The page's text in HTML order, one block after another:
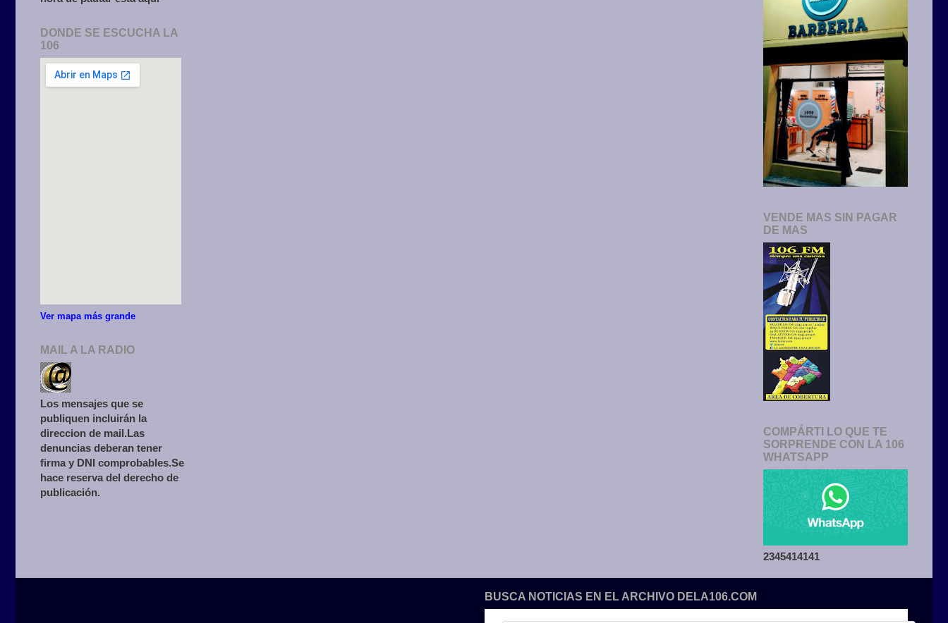
DONDE SE ESCUCHA LA
106
Ver mapa más grande
MAIL A LA RADIO
Los mensajes que se
publiquen incluirán la
direccion de mail.Las
denuncias deberan tener
firma y DNI comprobables.Se
hace reserva del derecho de
publicación.
VENDE MAS SIN PAGAR
DE MAS
COMPÁRTI LO QUE TE
SORPRENDE CON LA 106
WHATSAPP
2345414141
BUSCA NOTICIAS EN EL ARCHIVO DELA106.COM